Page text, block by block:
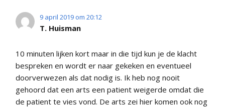
9 april 2019 om 20:12
T. Huisman
10 minuten lijken kort maar in die tijd kun je de klacht
bespreken en wordt er naar gekeken en eventueel
doorverwezen als dat nodig is. Ik heb nog nooit
gehoord dat een arts een patient weigerde omdat die
de patient te vies vond. De arts zei hier komen ook nog